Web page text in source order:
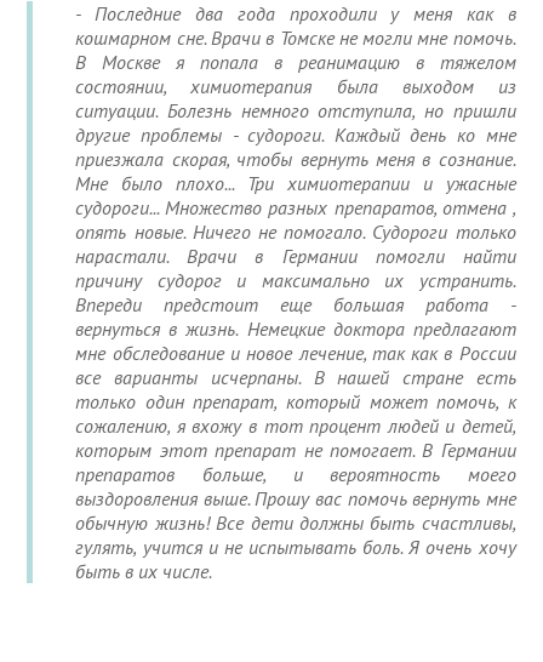
- Последние два года проходили у меня как в
кошмарном сне. Врачи в Томске не могли мне помочь.
В Москве я попала в реанимацию в тяжелом
состоянии, химиотерапия была выходом из
ситуации. Болезнь немного отступила, но пришли
другие проблемы - судороги. Каждый день ко мне
приезжала скорая, чтобы вернуть меня в сознание.
Мне было плохо... Три химиотерапии и ужасные
судороги... Множество разных препаратов, отмена ,
опять новые. Ничего не помогало. Судороги только
нарастали. Врачи в Германии помогли найти
причину судорог и максимально их устранить.
Впереди предстоит еще большая работа -
вернуться в жизнь. Немецкие доктора предлагают
мне обследование и новое лечение, так как в России
все варианты исчерпаны. В нашей стране есть
только один препарат, который может помочь, к
сожалению, я вхожу в тот процент людей и детей,
которым этот препарат не помогает. В Германии
препаратов больше, и вероятность моего
выздоровления выше. Прошу вас помочь вернуть мне
обычную жизнь! Все дети должны быть счастливы,
гулять, учится и не испытывать боль. Я очень хочу
быть в их числе.